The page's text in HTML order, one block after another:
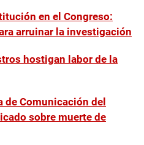
en el Congreso:
arruinar la investigación
hostigan labor de la
de Comunicación del
sobre muerte de